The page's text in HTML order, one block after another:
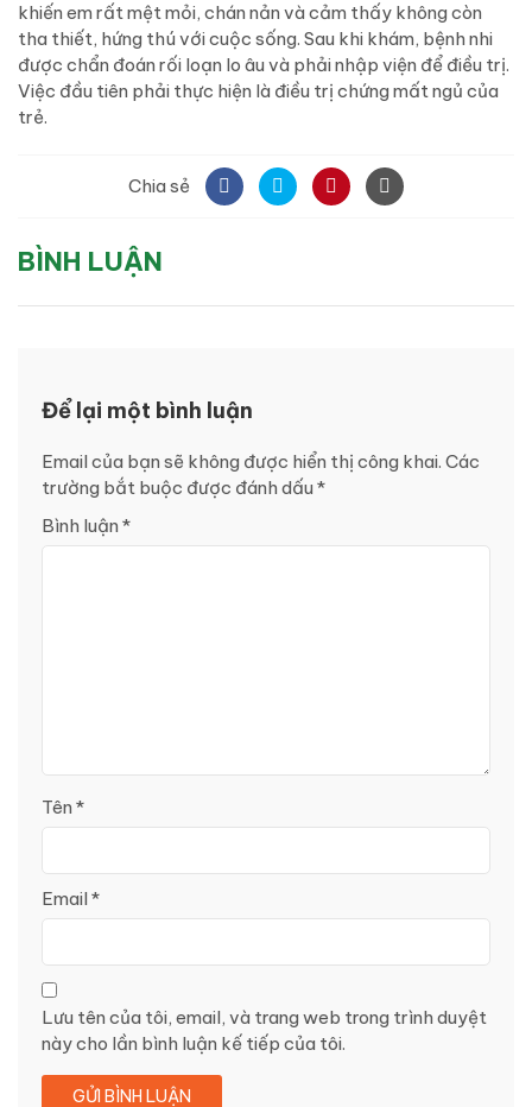
khiến em rất mệt mỏi, chán nản và cảm thấy không còn
tha thiết, hứng thú với cuộc sống. Sau khi khám, bệnh nhi
được chẩn đoán rối loạn lo âu và phải nhập viện để điều trị.
Việc đầu tiên phải thực hiện là điều trị chứng mất ngủ của
trẻ.
Chia sẻ
BÌNH LUẬN
Để lại một bình luận
Email của bạn sẽ không được hiển thị công khai. Các
trường bắt buộc được đánh dấu *
Bình luận *
Tên *
Email*
Lưu tên của tôi, email, và trang web trong trình duyệt
này cho lần bình luận kế tiếp của tôi.